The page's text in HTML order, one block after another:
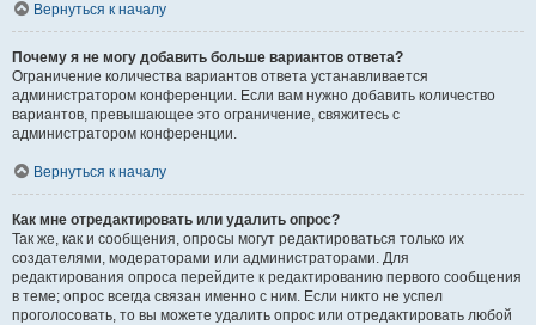
Вернуться к началу
Почему я не могу добавить больше вариантов ответа?
Ограничение количества вариантов ответа устанавливается
администратором конференции. Если вам нужно добавить количество
вариантов, превышающее это ограничение, свяжитесь с
администратором конференции.
Вернуться к началу
Как мне отредактировать или удалить опрос?
Так же, как и сообщения, опросы могут редактироваться только их
создателями, модераторами или администраторами. Для
редактирования опроса перейдите к редактированию первого сообщения
в теме; опрос всегда связан именно с ним. Если никто не успел
проголосовать, то вы можете удалить опрос или отредактировать любой